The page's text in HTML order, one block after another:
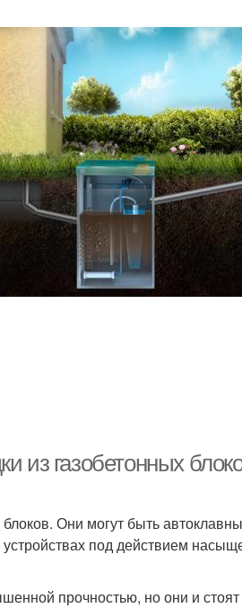
из газобетонных
Они могут быть
под действием
прочностью, но они и